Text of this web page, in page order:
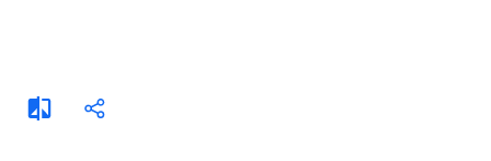
添
加
分